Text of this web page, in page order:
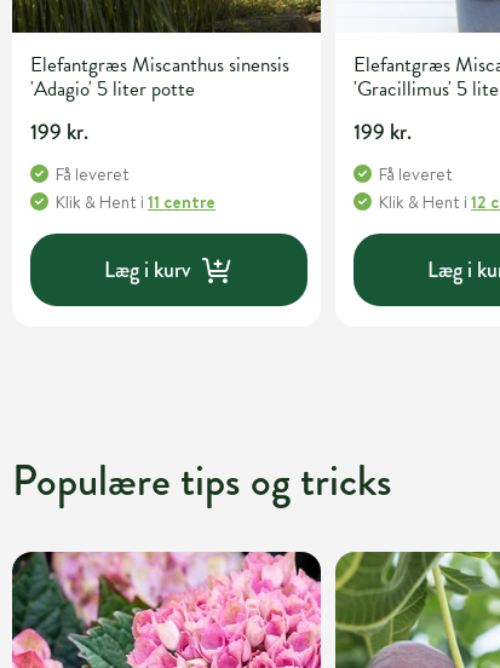
Elefantgræs Miscanthus sinensis
'Adagio' 5 liter potte
199 kr.
Få leveret
Klik & Hent i 11 centre
Læg i kurv
Elefantgræs
'Gracillimus' 5
199 kr.
Få leveret
Klik & Hent i12
Læg i
Populære tips og tricks